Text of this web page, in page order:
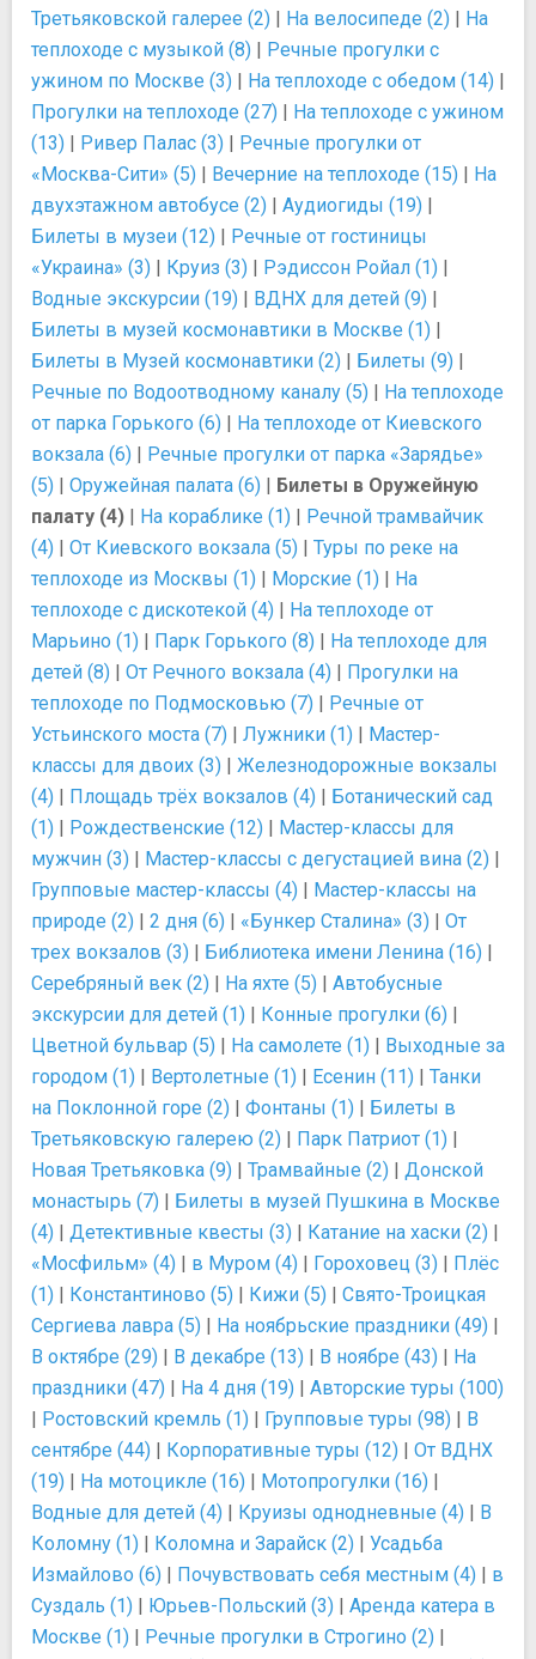
Третьяковской галерее (2) | На велосипеде (2) | На
теплоходе с музыкой (8) | Речные прогулки с
ужином по Москве (3) | На теплоходе с обедом (14) |
Прогулки на теплоходе (27) | На теплоходе с ужином
(13) | Ривер Палас (3) | Речные прогулки от
«Москва-Сити» (5) | Вечерние на теплоходе (15) | На
двухэтажном автобусе (2) | Аудиогиды (19) |
Билеты в музеи (12) | Речные от гостиницы
«Украина» (3) | Круиз (3) | Рэдиссон Ройал (1) |
Водные экскурсии (19) | ВДНХ для детей (9) |
Билеты в музей космонавтики в Москве (1) |
Билеты в Музей космонавтики (2) | Билеты (9) |
Речные по Водоотводному каналу (5) | На теплоходе
от парка Горького (6) | На теплоходе от Киевского
вокзала (6) | Речные прогулки от парка «Зарядье»
(5) | Оружейная палата (6) | Билеты в Оружейную
палату (4) | На кораблике (1) | Речной трамвайчик
(4) | От Киевского вокзала (5) | Туры по реке на
теплоходе из Москвы (1) | Морские (1) | На
теплоходе с дискотекой (4) | На теплоходе от
Марьино (1) | Парк Горького (8) | На теплоходе для
детей (8) | От Речного вокзала (4) | Прогулки на
теплоходе по Подмосковью (7) | Речные от
Устьинского моста (7) | Лужники (1) | Мастер-
классы для двоих (3) | Железнодорожные вокзалы
(4) | Площадь трёх вокзалов (4) | Ботанический сад
(1) | Рождественские (12) | Мастер-классы для
мужчин (3) | Мастер-классы с дегустацией вина (2) |
Групповые мастер-классы (4) | Мастер-классы на
природе (2) | 2 дня (6) | «Бункер Сталина» (3) | От
трех вокзалов (3) | Библиотека имени Ленина (16) |
Серебряный век (2) | На яхте (5) | Автобусные
экскурсии для детей (1) | Конные прогулки (6) |
Цветной бульвар (5) | На самолете (1) | Выходные за
городом (1) | Вертолетные (1) | Есенин (11) | Танки
на Поклонной горе (2) | Фонтаны (1) | Билеты в
Третьяковскую галерею (2) | Парк Патриот (1) |
Новая Третьяковка (9) | Трамвайные (2) | Донской
монастырь (7) | Билеты в музей Пушкина в Москве
(4) | Детективные квесты (3) | Катание на хаски (2) |
«Мосфильм» (4) | в Муром (4) | Гороховец (3) | Плёс
(1) | Константиново (5) | Кижи (5) | Свято-Троицкая
Сергиева лавра (5) | На ноябрьские праздники (49) |
В октябре (29) | В декабре (13) | В ноябре (43) | На
праздники (47) | На 4 дня (19) | Авторские туры (100)
| Ростовский кремль (1) | Групповые туры (98) | В
сентябре (44) | Корпоративные туры (12) | От ВДНХ
(19) | На мотоцикле (16) | Мотопрогулки (16) |
Водные для детей (4) | Круизы однодневные (4) | В
Коломну (1) | Коломна и Зарайск (2) | Усадьба
Измайлово (6) | Почувствовать себя местным (4) | в
Суздаль (1) | Юрьев-Польский (3) | Аренда катера в
Москве (1) | Речные прогулки в Строгино (2) |